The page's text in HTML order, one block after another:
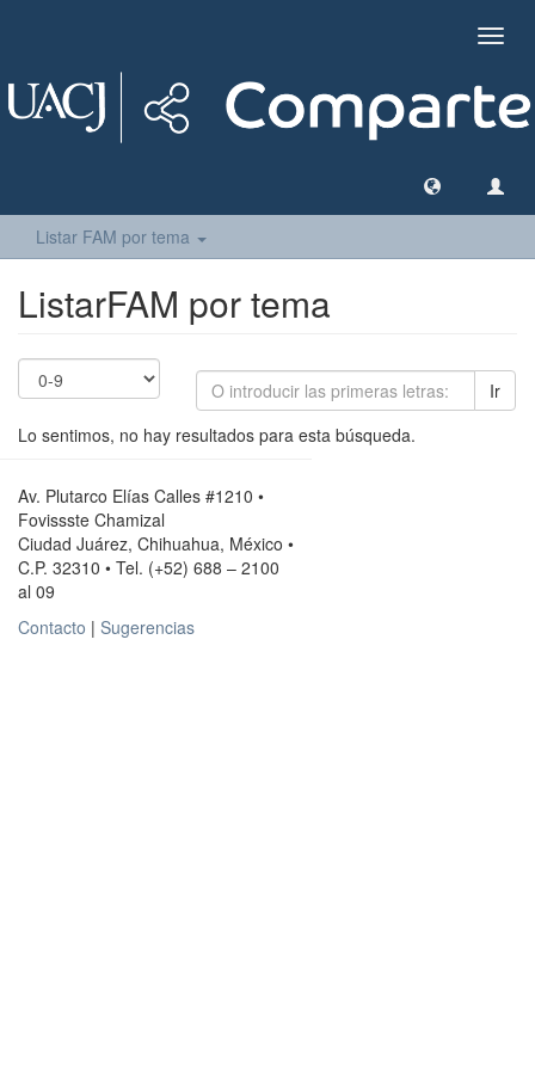
Listar FAM por tema
ListarFAM por tema
Ir
Lo sentimos, no hay resultados para esta búsqueda.
Av. Plutarco Elías Calles #1210 •
Fovissste Chamizal
Ciudad Juárez, Chihuahua, México •
C.P. 32310 • Tel. (+52) 688 – 2100
al 09
Contacto | Sugerencias